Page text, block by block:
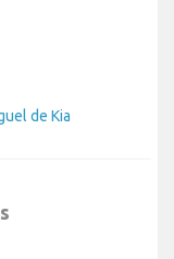
de Kia